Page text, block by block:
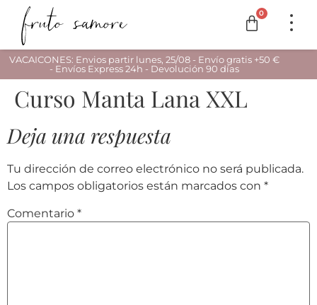
0
VACAICONES: Envios partir lunes, 25/08 - Envío gratis +50 €
- Envíos Express 24h - Devolución 90 días
Curso Manta Lana XXL
Deja una respuesta
Tu dirección de correo electrónico no será publicada.
Los campos obligatorios están marcados con *
Comentario *